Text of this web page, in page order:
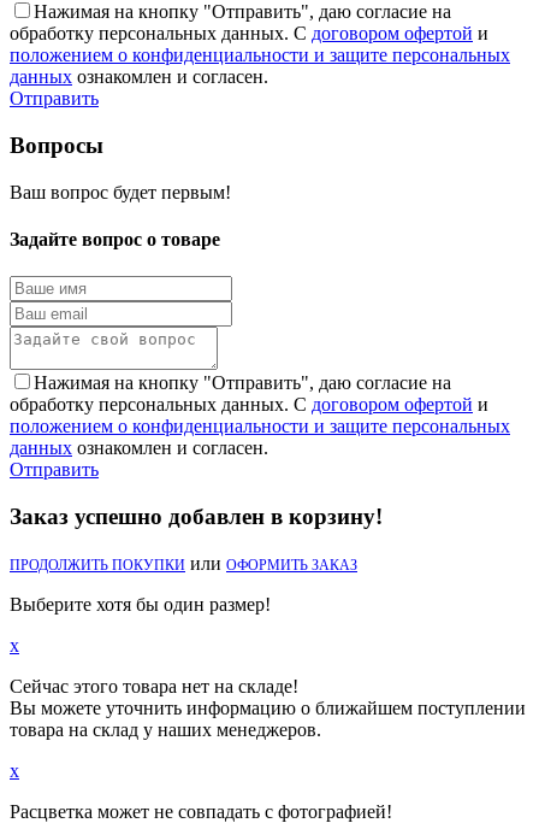
Нажимая на кнопку "Отправить", даю согласие на
обработку персональных данных. С договором офертой и
положением о конфиденциальности и защите персональных
данных ознакомлен и согласен.
Отправить
Вопросы
Ваш вопрос будет первым!
Задайте вопрос о товаре
Нажимая на кнопку "Отправить", даю согласие на
обработку персональных данных. С договором офертой и
положением о конфиденциальности и защите персональных
данных ознакомлен и согласен.
Отправить
Заказ успешно добавлен в корзину!
ПРОДОЛЖИТЬ ПОКУПКИ или ОФОРМИТЬ ЗАКАЗ
Выберите хотя бы один размер!
x
Сейчас этого товара нет на складе!
Вы можете уточнить информацию о ближайшем поступлении
товара на склад у наших менеджеров.
x
Расцветка может не совпадать с фотографией!